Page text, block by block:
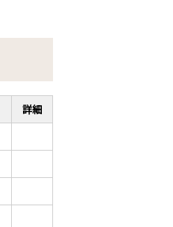
詳細